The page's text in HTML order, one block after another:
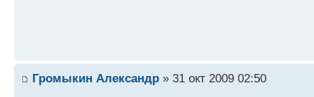
Громыкин Александр » 31 окт 2009 02:50